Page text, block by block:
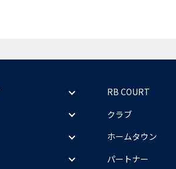
RB COURT
クラブ
ホームタウン
パートナー